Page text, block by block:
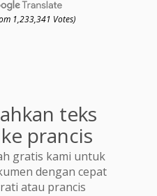
1,233,341 Votes)
teks
prancis
gratis kami untuk
dengan cepat
atau prancis